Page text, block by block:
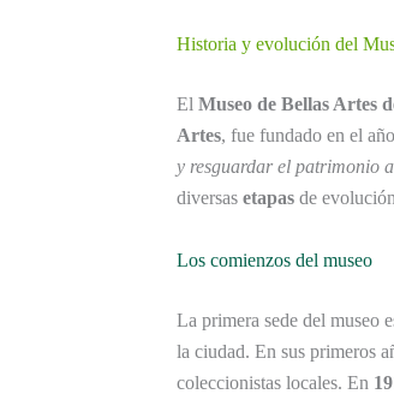
Historia y evolución del
El Museo de Bellas Artes
Artes, fue fundado en el año
y resguardar el patrimonio
diversas etapas de
Los comienzos del museo
La primera sede del museo
la ciudad. En sus primeros
coleccionistas locales. En